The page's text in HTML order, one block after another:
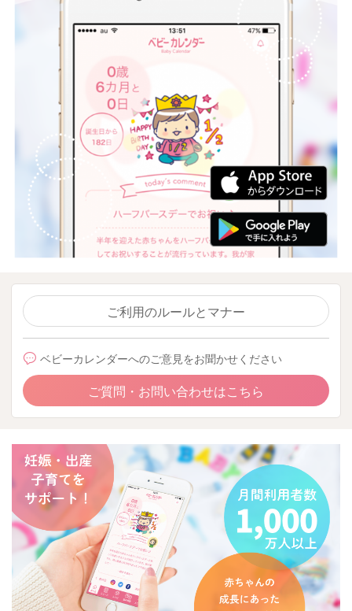
ご利用のルールとマナー
ベビーカレンダーへのご意見をお聞かせください
ご質問・お問い合わせはこちら